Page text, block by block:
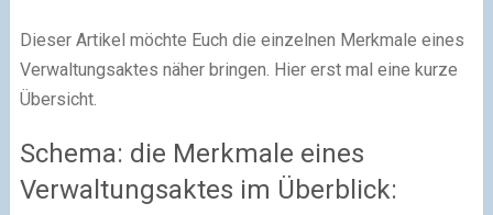
Dieser Artikel möchte Euch die einzelnen Merkmale eines
Verwaltungsaktes näher bringen. Hier erst mal eine kurze
Übersicht.
Schema: die Merkmale eines
Verwaltungsaktes im Überblick: